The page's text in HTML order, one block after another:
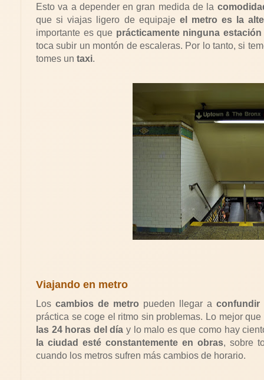
Esto va a depender en gran medida de la
que si viajas ligero de equipaje el metro es la
importante es que prácticamente ninguna
toca subir un montón de escaleras. Por lo tanto, si
tomes un taxi.
Viajando en metro
Los cambios de metro pueden llegar a confundir
práctica se coge el ritmo sin problemas. Lo mejor
las 24 horas del día y lo malo es que como hay
la ciudad esté constantemente en obras, sobre
cuando los metros sufren más cambios de horario.